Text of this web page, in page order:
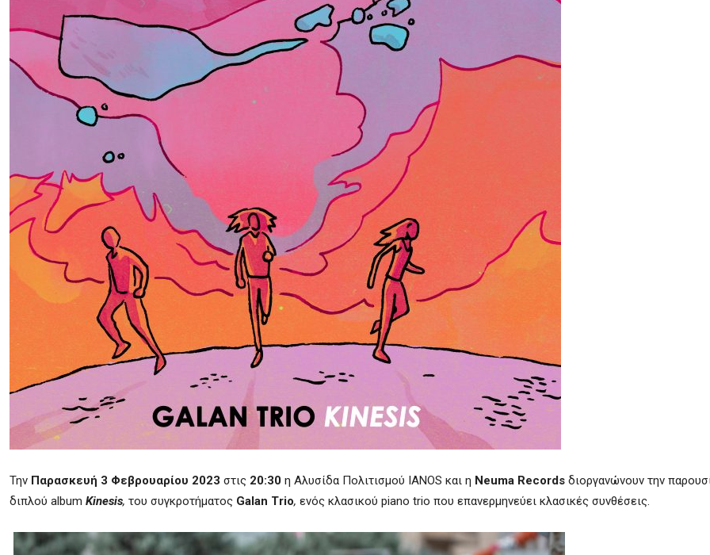
Την Παρασκευή 3 Φεβρουαρίου 2023 στις 20:30 η Αλυσίδα Πολιτισμού IANOS και η Neuma Records διοργανώνουν την
διπλού album Kinesis, του συγκροτήματος Galan Trio, ενός κλασικού piano trio που επανερμηνεύει κλασικές συνθέσεις.